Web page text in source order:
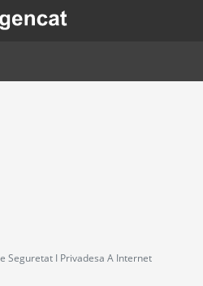
Pasar
al
en una nova finestra.
Seguretat I Privadesa A Internet